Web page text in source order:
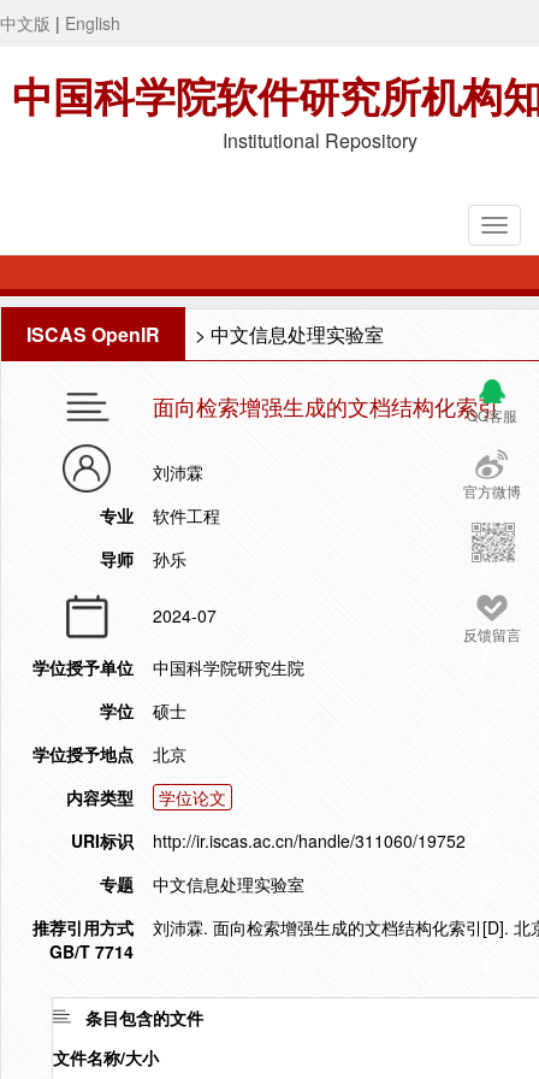
中文版 | English
中国科学院软件研究所机构
Institutional Repository
ISCAS OpenIR > 中文信息处理实验室
QQ客服
官方微博
反馈留言
面向检索增强生成的文档结构化索引
刘沛霖
专业
软件工程
导师
孙乐
2024-07
学位授予单位
中国科学院研究生院
学位
硕士
学位授予地点
北京
内容类型
学位论文
URI标识
http://ir.iscas.ac.cn/handle/311060/19752
专题
中文信息处理实验室
推荐引用方式
GB/T 7714
刘沛霖. 面向检索增强生成的文档结构化索引[D].
条目包含的文件
文件名称/大小